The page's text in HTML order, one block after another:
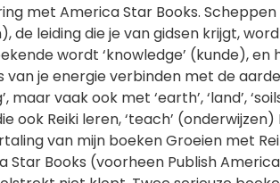
met America Star Books.
leiding die je van gidsen krijgt,
wordt ‘knowledge’ (kunde), en
je energie verbinden met de
vaak ook met ‘earth’, ‘land’,
ook Reiki leren, ‘teach’ (onderwijzen)
van mijn boeken Groeien met
Star Books (voorheen Publish